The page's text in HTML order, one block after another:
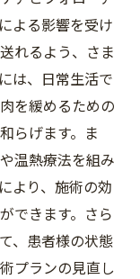
よる影響を受け
れるよう、さま
は、日常生活で
を緩めるための
らげます。ま
温熱療法を組み
より、施術の効
できます。さら
、患者様の状態
プランの見直し